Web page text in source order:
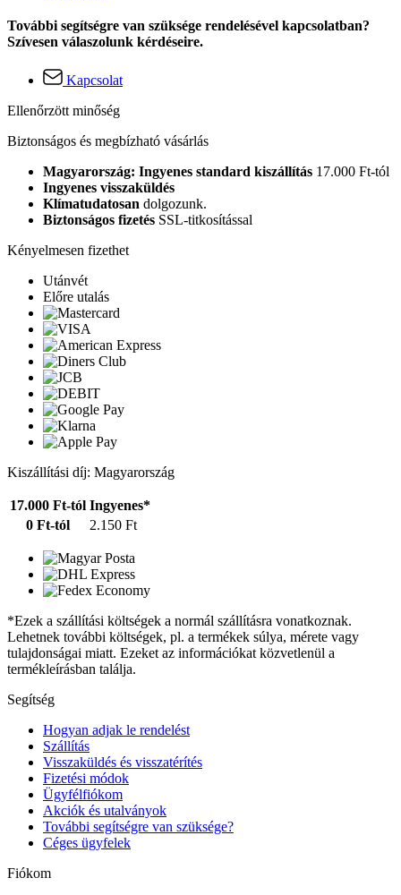
További segítségre van szüksége rendelésével kapcsolatban?
Szívesen válaszolunk kérdéseire.
Kapcsolat
Ellenőrzött minőség
Biztonságos és megbízható vásárlás
Magyarország: Ingyenes standard kiszállítás 17.000 Ft-tól
Ingyenes visszaküldés
Klímatudatosan dolgozunk.
Biztonságos fizetés SSL-titkosítással
Kényelmesen fizethet
Utánvét
Előre utalás
Kiszállítási díj: Magyarország
17.000 Ft-tól Ingyenes*
0 Ft-tól
2.150 Ft
*Ezek a szállítási költségek a normál szállításra vonatkoznak.
Lehetnek további költségek, pl. a termékek súlya, mérete vagy
tulajdonságai miatt. Ezeket az információkat közvetlenül a
termékleírásban találja.
Segítség
Hogyan adjak le rendelést
Szállítás
Visszaküldés és visszatérítés
Fizetési módok
Ügyfélfiókom
Akciók és utalványok
További segítségre van szüksége?
Céges ügyfelek
Fiókom